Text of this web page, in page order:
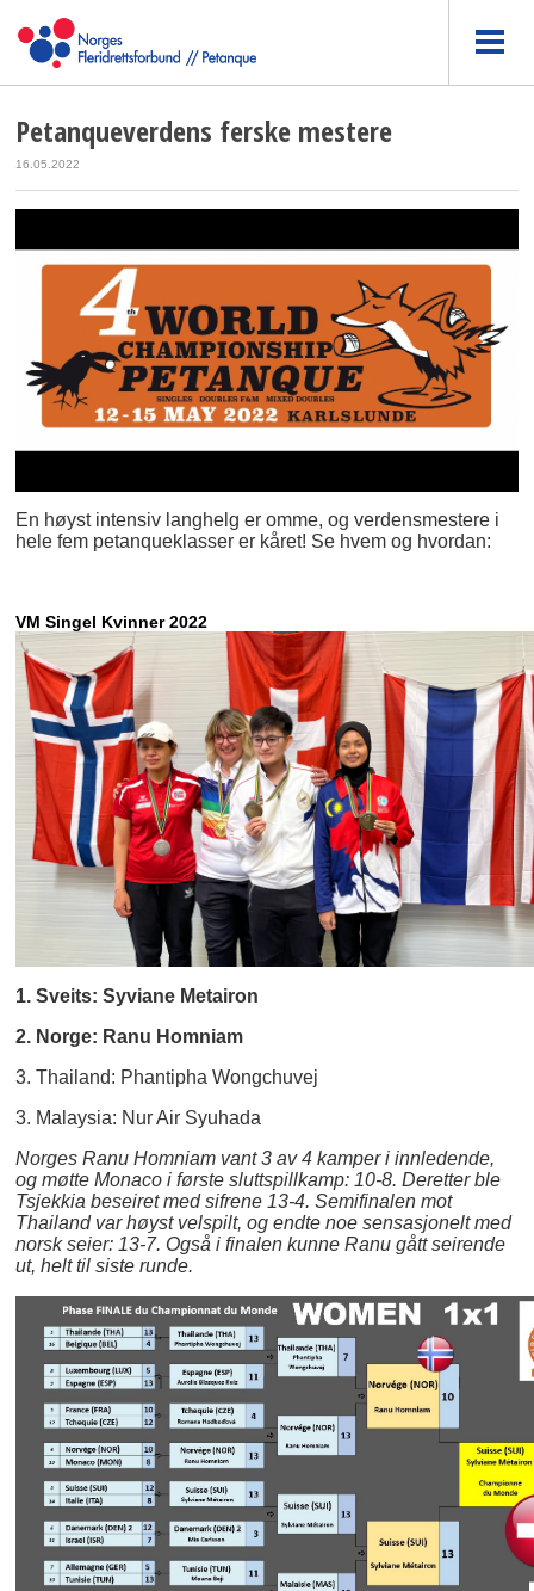
Petanqueverdens ferske mestere
16.05.2022
En høyst intensiv langhelg er omme, og verdensmestere i
hele fem petanqueklasser er kåret! Se hvem og hvordan:
VM Singel Kvinner 2022
1. Sveits: Syviane Metairon
2. Norge: Ranu Homniam
3. Thailand: Phantipha Wongchuvej
3. Malaysia: Nur Air Syuhada
Norges Ranu Homniam vant 3 av 4 kamper i innledende,
og møtte Monaco i første sluttspillkamp: 10-8. Deretter ble
Tsjekkia beseiret med sifrene 13-4. Semifinalen mot
Thailand var høyst velspilt, og endte noe sensasjonelt med
norsk seier: 13-7. Også i finalen kunne Ranu gått seirende
ut, helt til siste runde.